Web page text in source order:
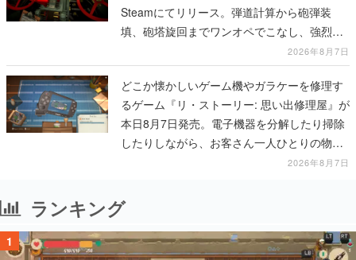
Steamにてリリース。弾道計算から砲弾装
填、砲塔旋回までワンオペでこなし、強烈な
一撃をブチかませるロマンある作品2026年8月7日
どこか懐かしいゲーム機やガラケーを修理す
るゲーム『リ・ストーリー: 思い出修理屋』が
本日8月7日発売。電子機器を分解したり掃除
したりしながら、お客さん一人ひとりの物語
2026年8月7日
ランキング
1